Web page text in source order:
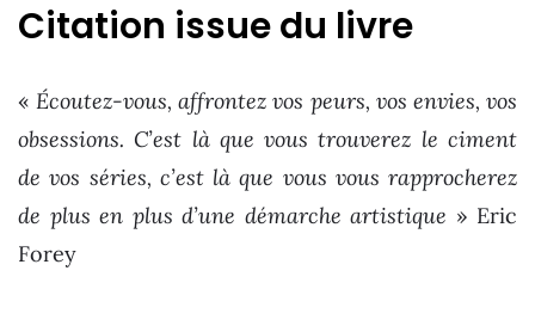
Citation issue du livre
«Écoutez-vous, affrontez vos peurs, vos envies, vos
obsessions. C’est là que vous trouverez le ciment
de vos séries, c’est là que vous vous rapprocherez
de plus en plus d’une démarche artistique » Eric
Forey